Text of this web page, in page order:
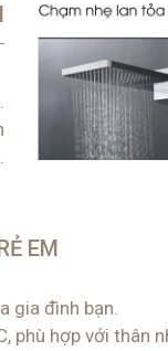
EM
gia đình bạn.
phù hợp với thân